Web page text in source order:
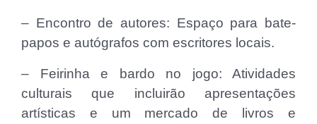
– Encontro de autores: Espaço para bate-
papos e autógrafos com escritores locais.
– Feirinha e bardo no jogo: Atividades
culturais que incluirão apresentações
artísticas e um mercado de livros e